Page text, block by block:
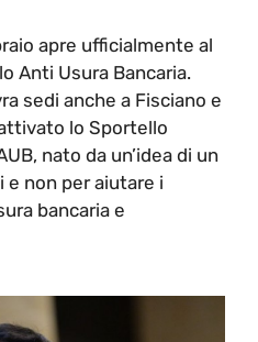
apre ufficialmente al
Anti Usura Bancaria.
sedi anche a Fisciano e
lo Sportello
nato da un’idea di un
non per aiutare i
bancaria e